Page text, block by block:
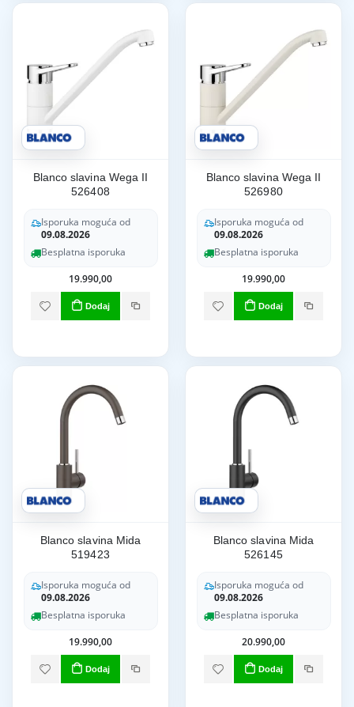
Blanco slavina Wega II
526408
Isporuka moguća od
09.08.2026
Besplatna isporuka
19.990,00
Dodaj
Blanco slavina Wega II
526980
Isporuka moguća od
09.08.2026
Besplatna isporuka
19.990,00
Dodaj
Blanco slavina Mida
519423
Isporuka moguća od
09.08.2026
Besplatna isporuka
19.990,00
Dodaj
Blanco slavina Mida
526145
Isporuka moguća od
09.08.2026
Besplatna isporuka
20.990,00
Dodaj